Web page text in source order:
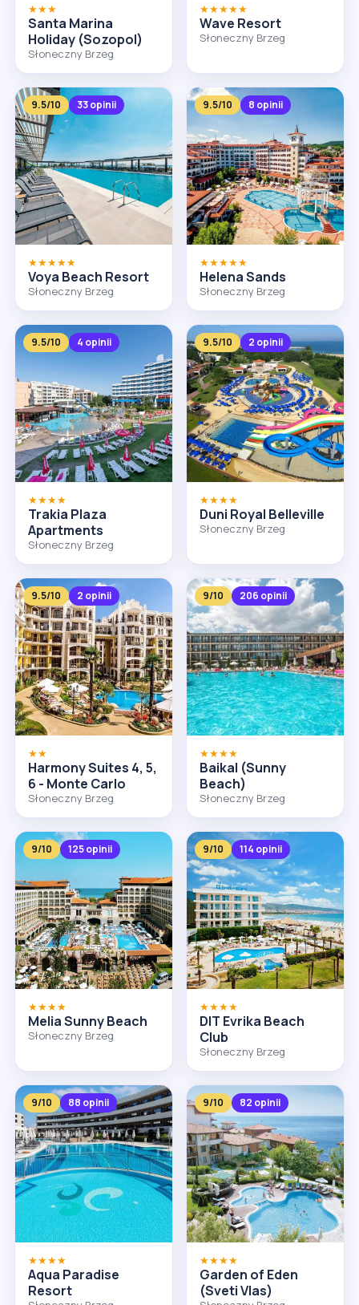
★★★
Santa Marina
Holiday (Sozopol)
Słoneczny Brzeg
★★★★★
Wave Resort
Słoneczny Brzeg
9.5/10 33 opinii
★★★★★
Voya Beach Resort
Słoneczny Brzeg
9.5/10 8 opinii
★★★★★
Helena Sands
Słoneczny Brzeg
9.5/10 4 opinii
★★★★
Trakia Plaza
Apartments
Słoneczny Brzeg
9.5/10 2 opinii
★★★★
Duni Royal Belleville
Słoneczny Brzeg
9.5/10 2 opinii
★★
Harmony Suites 4, 5,
6 - Monte Carlo
Słoneczny Brzeg
9/10 206 opinii
★★★★
Baikal (Sunny
Beach)
Słoneczny Brzeg
9/10 125 opinii
★★★★
Melia Sunny Beach
Słoneczny Brzeg
9/10 114 opinii
★★★★
DIT Evrika Beach
Club
Słoneczny Brzeg
9/10 88 opinii
★★★★
Aqua Paradise
Resort
9/10 82 opinii
★★★★
Garden of Eden
(Sveti Vlas)